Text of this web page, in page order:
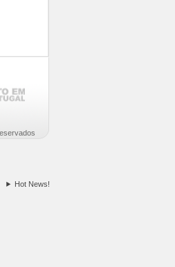
Hot News!